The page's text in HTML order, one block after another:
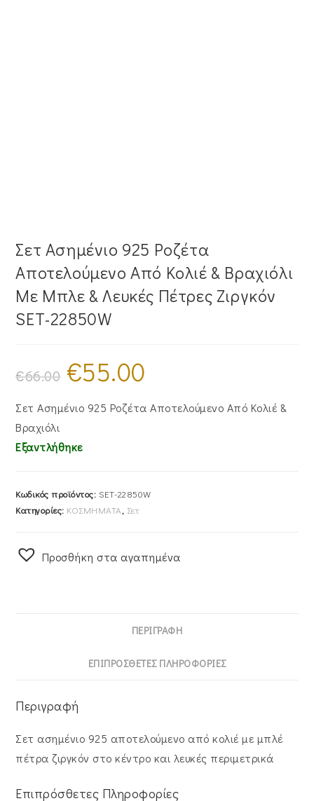
Σετ Ασημένιο 925 Ροζέτα
Αποτελούμενο Από Κολιέ & Βραχιόλι
Με Μπλε & Λευκές Πέτρες Ζιργκόν
SET-22850W
€66.00
Original
price
was:
€55.00
€55.00.
Σετ Ασημένιο 925 Ροζέτα Αποτελούμενο Από Κολιέ &
Βραχιόλι
Εξαντλήθηκε
Κωδικός προϊόντος: SET-22850W
Κατηγορίες: ΚΟΣΜΗΜΑΤΑ, Σετ
Προσθήκη στα αγαπημένα
ΠΕΡΙΓΡΑΦΉ
ΕΠΙΠΡΌΣΘΕΤΕΣ ΠΛΗΡΟΦΟΡΊΕΣ
Περιγραφή
Σετ ασημένιο 925 αποτελούμενο από κολιέ με μπλέ
πέτρα ζιργκόν στο κέντρο και λευκές περιμετρικά
Επιπρόσθετες Πληροφορίες